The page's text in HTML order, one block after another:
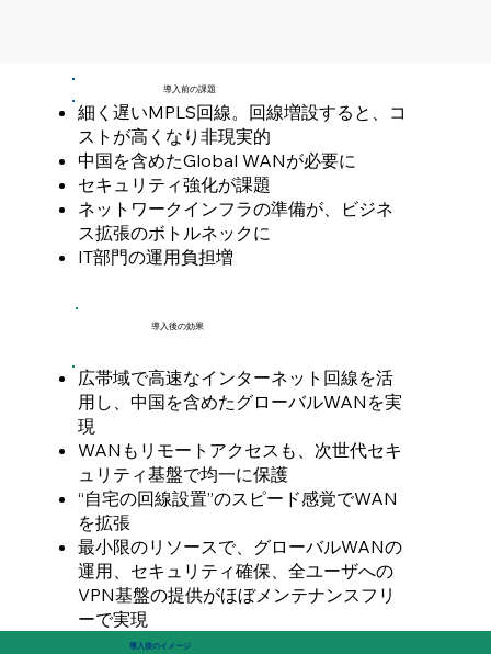
導入前の課題
細く遅いMPLS回線。回線増設すると、コ
ストが高くなり非現実的
中国を含めたGlobal WANが必要に
セキュリティ強化が課題
ネットワークインフラの準備が、ビジネ
ス拡張のボトルネックに
IT部門の運用負担増
導入後の効果
広帯域で高速なインターネット回線を活
用し、中国を含めたグローバルWANを実
現
WANもリモートアクセスも、次世代セキ
ュリティ基盤で均一に保護
“自宅の回線設置”のスピード感覚でWAN
を拡張
最小限のリソースで、グローバルWANの
運用、セキュリティ確保、全ユーザへの
VPN基盤の提供がほぼメンテナンスフリ
ーで実現
導入後のイメージ